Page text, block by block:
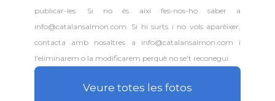
publicar-les. Si no és així fes-nos-ho saber a
info@catalansalmon.com. Si hi surts i no vols aparèixer,
contacta amb nosaltres a info@catalansalmon.com i
l'eliminarem o la modificarem perquè no se't reconegui.
Veure totes les fotos